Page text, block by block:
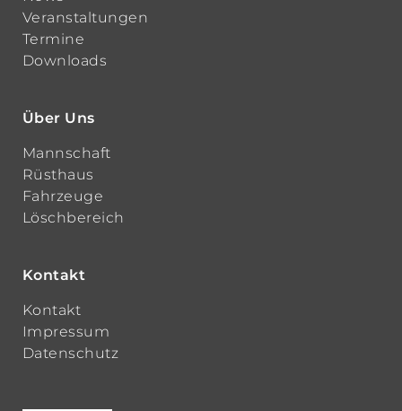
Veranstaltungen
Termine
Downloads
Über Uns
Mannschaft
Rüsthaus
Fahrzeuge
Löschbereich
Kontakt
Kontakt
Impressum
Datenschutz